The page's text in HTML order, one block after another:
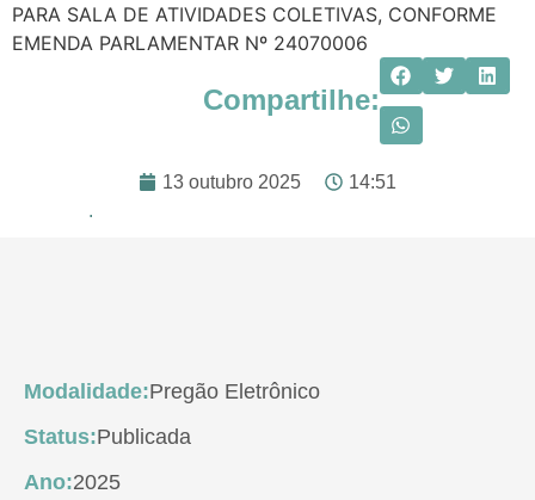
PARA SALA DE ATIVIDADES COLETIVAS, CONFORME
EMENDA PARLAMENTAR Nº 24070006
Compartilhe:
13 outubro 2025
14:51
.
Modalidade:Pregão Eletrônico
Status:Publicada
Ano:2025